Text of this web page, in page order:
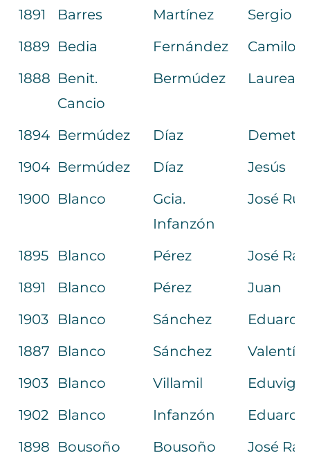
1891
Barres Martínez
Sergio
1889 Bedia Fernández
Camilo
1888 Benit.
Cancio
Bermúdez
1894 Bermúdez Díaz
1904 Bermúdez Díaz
Jesús
1900 Blanco
Gcia.
Infanzón
José
1895 Blanco Pérez
José
1891
Blanco Pérez
Juan
1903
Blanco Sánchez
Eduardo
1887 Blanco Sánchez
Valentín
1903
Blanco Villamil
Eduvigis
1902
Blanco Infanzón
Eduardo
1898 Bousoño Bousoño
José